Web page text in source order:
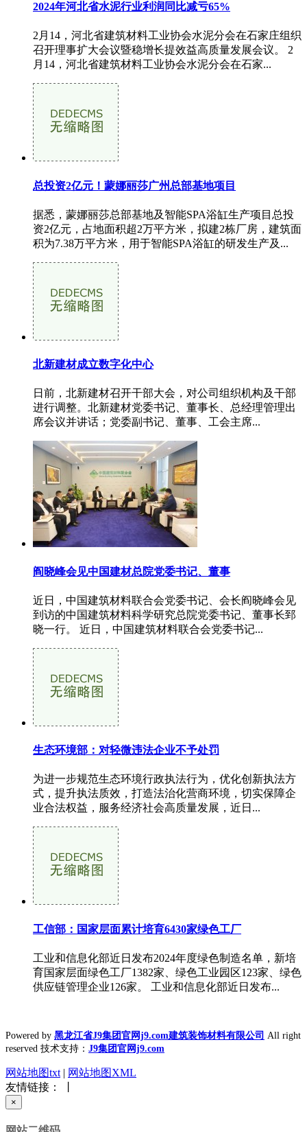
2024年河北省水泥行业利润同比减亏65%
2月14，河北省建筑材料工业协会水泥分会在石家庄组织
召开理事扩大会议暨稳增长提效益高质量发展会议。 2
月14，河北省建筑材料工业协会水泥分会在石家...
总投资2亿元！蒙娜丽莎广州总部基地项目
据悉，蒙娜丽莎总部基地及智能SPA浴缸生产项目总投
资2亿元，占地面积超2万平方米，拟建2栋厂房，建筑面
积为7.38万平方米，用于智能SPA浴缸的研发生产及...
北新建材成立数字化中心
日前，北新建材召开干部大会，对公司组织机构及干部
进行调整。北新建材党委书记、董事长、总经理管理出
席会议并讲话；党委副书记、董事、工会主席...
阎晓峰会见中国建材总院党委书记、董事
近日，中国建筑材料联合会党委书记、会长阎晓峰会见
到访的中国建筑材料科学研究总院党委书记、董事长郅
晓一行。 近日，中国建筑材料联合会党委书记...
生态环境部：对轻微违法企业不予处罚
为进一步规范生态环境行政执法行为，优化创新执法方
式，提升执法质效，打造法治化营商环境，切实保障企
业合法权益，服务经济社会高质量发展，近日...
工信部：国家层面累计培育6430家绿色工厂
工业和信息化部近日发布2024年度绿色制造名单，新培
育国家层面绿色工厂1382家、绿色工业园区123家、绿色
供应链管理企业126家。 工业和信息化部近日发布...
Powered by 黑龙江省J9集团官网j9.com建筑装饰材料有限公司 All right
reserved 技术支持： J9集团官网j9.com
网站地图txt | 网站地图XML
友情链接： 丨
×